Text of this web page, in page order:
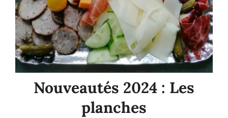
Nouveautés 2024 : Les
planches